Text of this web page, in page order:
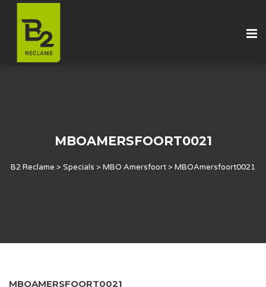
MBOAMERSFOORT0021
B2 Reclame > Specials > MBO Amersfoort> MBOAmersfoort0021
MBOAMERSFOORT0021